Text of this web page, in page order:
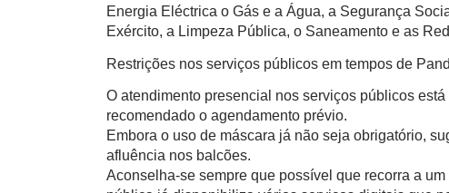
Energia Eléctrica o Gás e a Água, a Segurança
Exército, a Limpeza Pública, o Saneamento e as
Restrições nos serviços públicos em tempos de
O atendimento presencial nos serviços públicos
recomendado o agendamento prévio.
Embora o uso de máscara já não seja obrigatório,
afluência nos balcões.
Aconselha-se sempre que possível que recorra a